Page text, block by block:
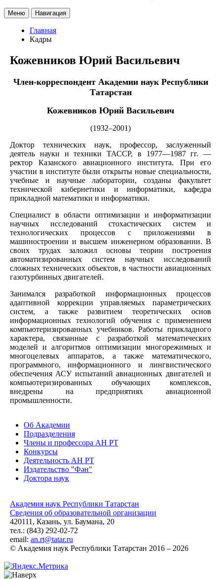
Меню Навигация
Главная
Кадры
Кожевников Юрий Васильевич
Член-корреспондент Академии наук Республики
Татарстан
Кожевников Юрий Васильевич
(1932–2001)
Доктор технических наук, профессор, заслуженный
деятель науки и техники ТАССР, в 1977—1987 гг. —
ректор Казанского авиационного института. При его
участии в институте были открыты новые специальности,
учебные и научные лаборатории, созданы факультет
технической кибернетики и информатики, кафедра
прикладной математики и информатики.
Специалист в области оптимизации и информатизации
научных исследований стохастических систем и
технологических процессов с приложениями в
машиностроении и высшем инженерном образовании. В
своих трудах заложил основы теории построения
автоматизированных систем научных исследований
сложных технических объектов, в частности авиационных
газотурбинных двигателей.
Занимался разработкой информационных процессов
адаптивной коррекции управляемых параметрических
систем, а также развитием теоретических основ
информационных технологий обучения с применением
компьютеризированных учебников. Работы прикладного
характера, связанные с разработкой математических
моделей и алгоритмов оптимизации многорежимных и
многоцелевых аппаратов, а также математического,
программного, информационного и лингвистического
обеспечения АСУ испытаний авиационных двигателей и
компьютеризированных обучающих комплексов,
внедрены на предприятиях авиационной
промышленности.
Об Академии
Подразделения
Члены и профессора АН РТ
Конкурсы
Деятельность АН РТ
Издательство "Фән"
Доктора наук
Академия наук Республики Татарстан
Сведения об образовательной организации
420111, Казань, ул. Баумана, 20
тел.: (843) 292-02-72
email: an.rt@tatar.ru
© Академия наук Республики Татарстан 2016 – 2026